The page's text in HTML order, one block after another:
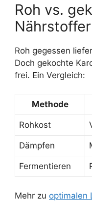
Roh vs.
Roh gegessen
Doch gekochte
frei. Ein Vergleich:
Methode
Rohkost
Dämpfen
Fermentieren
Mehr zu optimalen